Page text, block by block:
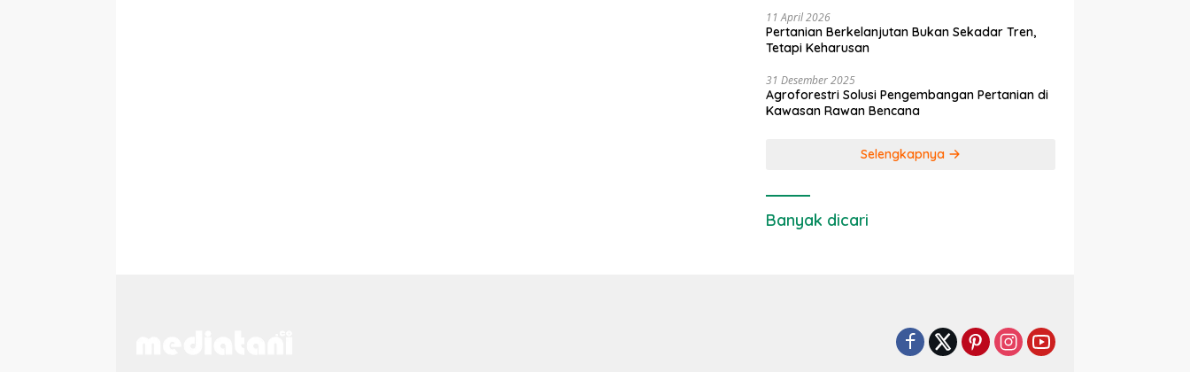
11 April 2026
Pertanian Berkelanjutan Bukan Sekadar Tren,
Tetapi Keharusan
31 Desember 2025
Agroforestri Solusi Pengembangan Pertanian di
Kawasan Rawan Bencana
Selengkapnya
Banyak dicari